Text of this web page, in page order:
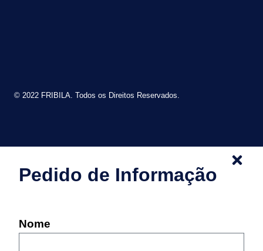
© 2022 FRIBILA. Todos os Direitos Reservados.
Pedido de Informação
Nome